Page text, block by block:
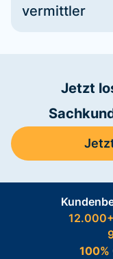
vermittler
Jetzt
12.000+
100%